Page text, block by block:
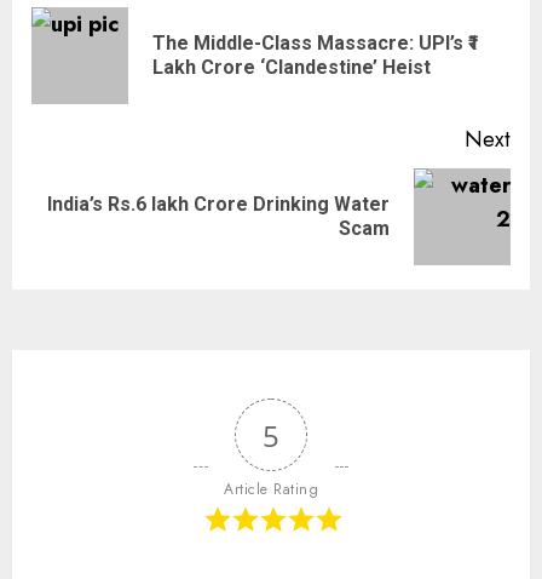
The Middle-Class Massacre: UPI’s ₹1
Lakh Crore ‘Clandestine’ Heist
Next
India’s Rs.6 lakh Crore Drinking Water
Scam
5
Article Rating